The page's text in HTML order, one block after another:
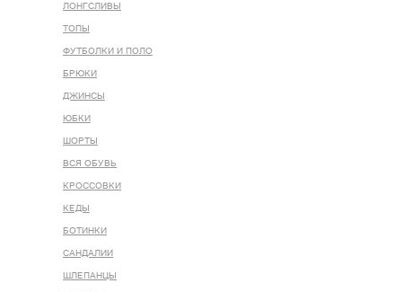
ЛОНГСЛИВЫ
ТОПЫ
ФУТБОЛКИ И ПОЛО
БРЮКИ
ДЖИНСЫ
ЮБКИ
ШОРТЫ
ВСЯ ОБУВЬ
КРОССОВКИ
КЕДЫ
БОТИНКИ
САНДАЛИИ
ШЛЕПАНЦЫ